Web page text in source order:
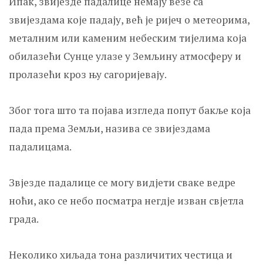
звијездама које падају, већ је ријеч о метеорима,
металним или каменим небеским тијелима која
обилазећи Сунце улазе у Земљину атмосферу и
пролазећи кроз њу сагоријевају.
Због тога што та појава изгледа попут бакље која
пада према Земљи, назива се звијездама
падалицама.
Звјезде падалице се могу видјети сваке ведре
ноћи, ако се небо посматра негдје изван свјетла
града.
Неколико хиљада тона различитих честица и